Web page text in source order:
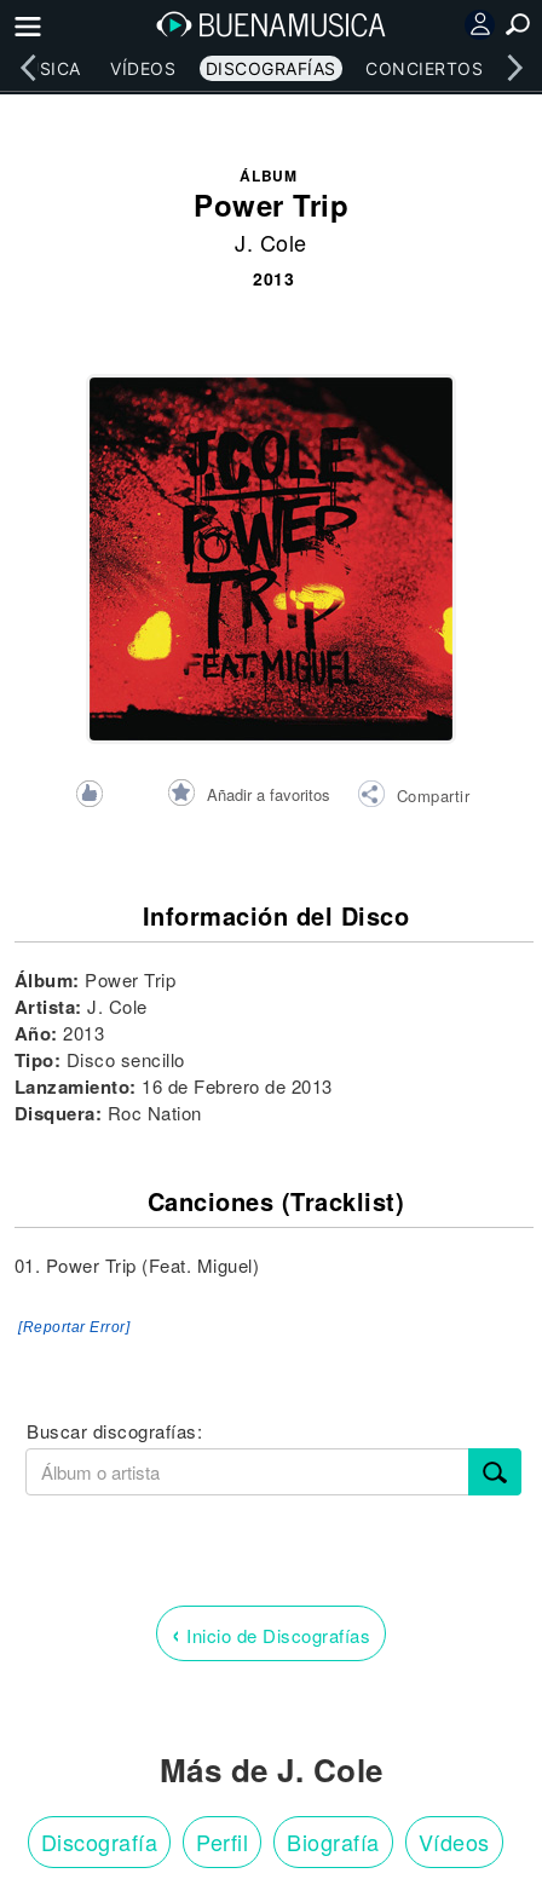
MÚSICA VÍDEOS DISCOGRAFÍAS CONCIERTOS
ÁLBUM
Power Trip
J. Cole
2013
Añadir a favoritos Compartir
Información del Disco
Álbum: Power Trip
Artista: J. Cole
Año: 2013
Tipo: Disco sencillo
Lanzamiento: 16 de Febrero de 2013
Disquera: Roc Nation
Canciones (Tracklist)
01. Power Trip (Feat. Miguel)
[Reportar Error]
Buscar discografías:
‹ Inicio de Discografías
Más de J. Cole
Discografía Perfil Biografía Vídeos